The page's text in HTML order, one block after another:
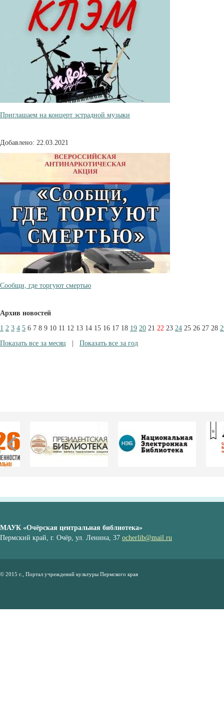
Приглашаем на концерт эстрадной музыки
Добавлено: 22.03.2021
Сообщи, где торгуют смертью
Архив новостей
1 2 3 4 5 6 7 8 9 10 11 12 13 14 15 16 17 18 19 20 21 22 23 24 25 26 27 28
Показать все за месяц
Показать все за год
МАУК «Очёрская центральная библиотека»
Пермский край, г. Очёр, ул. Ленина, 37 ocherlib@mail.ru
© 2015 г., Портал учреждений культуры Пермского края